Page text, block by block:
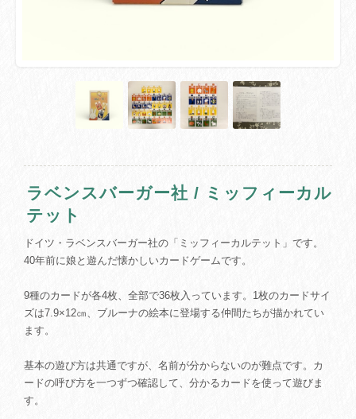
ラベンスバーガー社 / ミッフィーカル
テット
ドイツ・ラベンスバーガー社の「ミッフィーカルテット」です。
40年前に娘と遊んだ懐かしいカードゲームです。
9種のカードが各4枚、全部で36枚入っています。1枚のカードサイ
ズは7.9×12㎝、ブルーナの絵本に登場する仲間たちが描かれてい
ます。
基本の遊び方は共通ですが、名前が分からないのが難点です。カ
ードの呼び方を一つずつ確認して、分かるカードを使って遊びま
す。